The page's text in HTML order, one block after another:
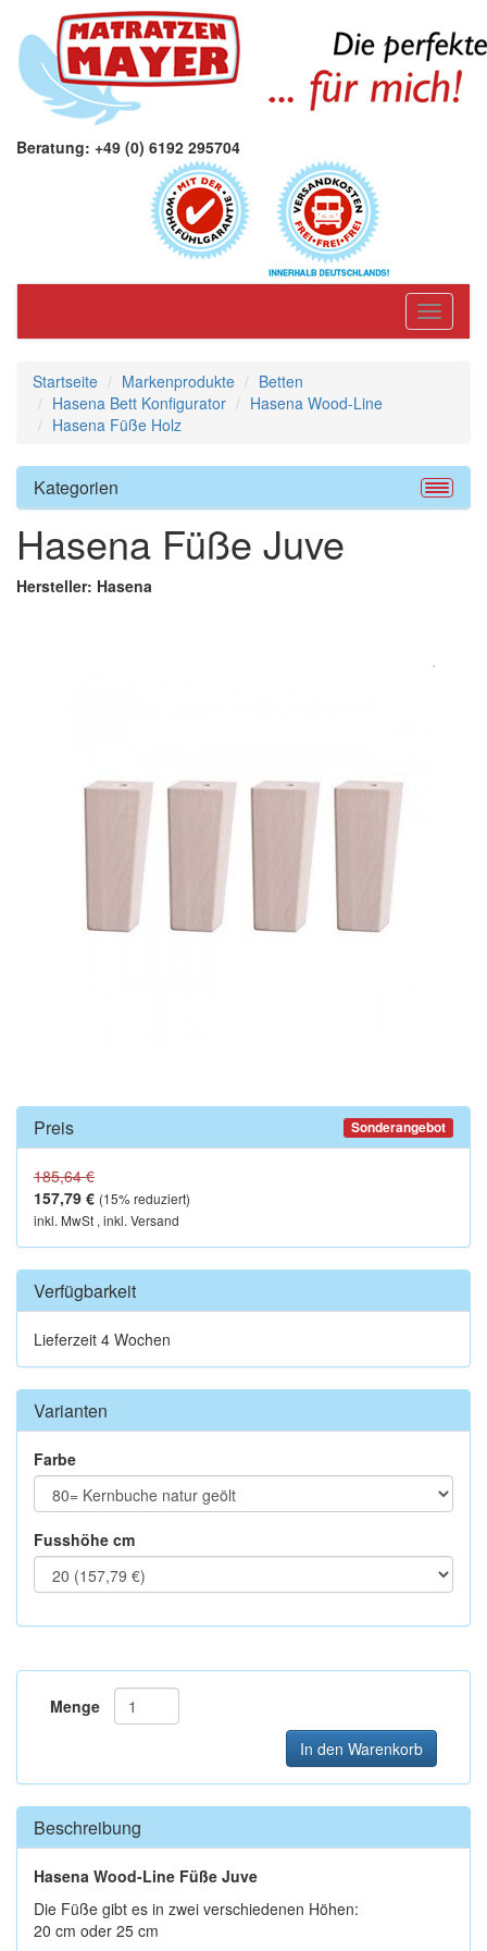
Beratung: +49 (0) 6192 295704
Toggle
Startseite Markenprodukte
Betten
Hasena Bett Konfigurator
Hasena Wood-Line
Hasena Füße Holz
Kategorien
Hasena Füße Juve
Hersteller: Hasena
Preis Sonderangebot
185,64 €
157,79 € (15% reduziert)
inkl. MwSt , inkl. Versand
Verfügbarkeit
Lieferzeit 4 Wochen
Varianten
Farbe
Fusshöhe cm
Menge
In den Warenkorb
Beschreibung
Hasena Wood-Line Füße Juve
Die Füße gibt es in zwei verschiedenen Höhen:
20 cm oder 25 cm